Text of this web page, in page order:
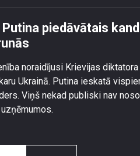
piedāvātais
noraidījusi Krievijas
Ukrainā. Putina ieskatā
Viņš nekad publiski nav